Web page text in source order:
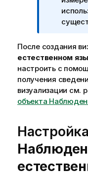
и
м
ч
а
н
и
е
к
ф
р
м
После создания
естественном
настроить с
получения
визуализации см.
объекта